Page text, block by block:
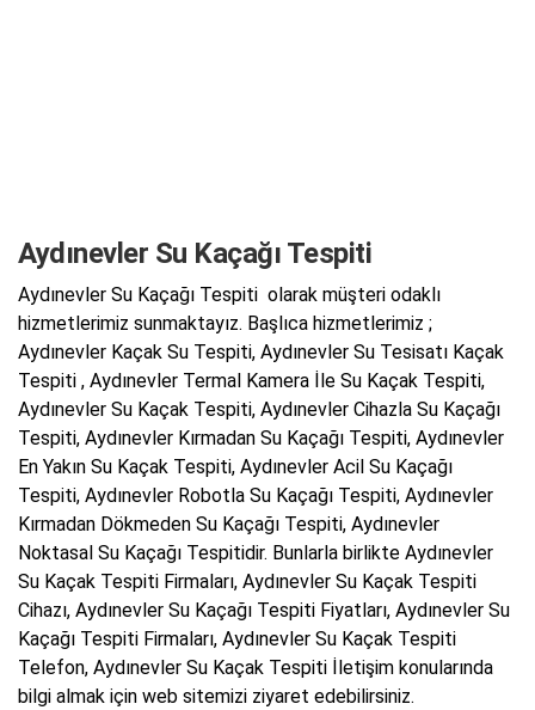
Aydınevler Su Kaçağı Tespiti
Aydınevler Su Kaçağı Tespiti olarak müşteri odaklı
hizmetlerimiz sunmaktayız. Başlıca hizmetlerimiz ;
Aydınevler Kaçak Su Tespiti, Aydınevler Su Tesisatı Kaçak
Tespiti , Aydınevler Termal Kamera İle Su Kaçak Tespiti,
Aydınevler Su Kaçak Tespiti, Aydınevler Cihazla Su Kaçağı
Tespiti, Aydınevler Kırmadan Su Kaçağı Tespiti, Aydınevler
En Yakın Su Kaçak Tespiti, Aydınevler Acil Su Kaçağı
Tespiti, Aydınevler Robotla Su Kaçağı Tespiti, Aydınevler
Kırmadan Dökmeden Su Kaçağı Tespiti, Aydınevler
Noktasal Su Kaçağı Tespitidir. Bunlarla birlikte Aydınevler
Su Kaçak Tespiti Firmaları, Aydınevler Su Kaçak Tespiti
Cihazı, Aydınevler Su Kaçağı Tespiti Fiyatları, Aydınevler Su
Kaçağı Tespiti Firmaları, Aydınevler Su Kaçak Tespiti
Telefon, Aydınevler Su Kaçak Tespiti İletişim konularında
bilgi almak için web sitemizi ziyaret edebilirsiniz.